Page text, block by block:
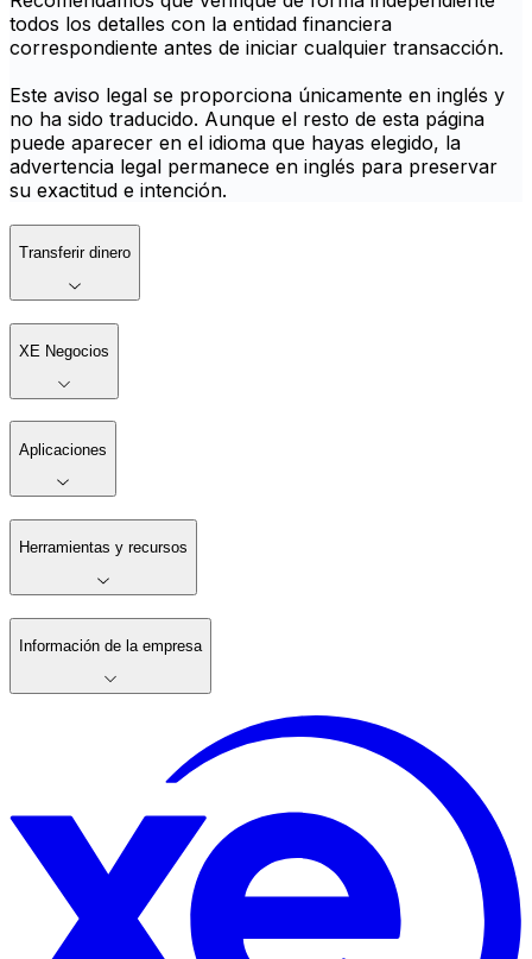
todos los detalles con la entidad financiera
correspondiente antes de iniciar cualquier transacción.
Este aviso legal se proporciona únicamente en inglés y
no ha sido traducido. Aunque el resto de esta página
puede aparecer en el idioma que hayas elegido, la
advertencia legal permanece en inglés para preservar
su exactitud e intención.
Transferir dinero
XE Negocios
Aplicaciones
Herramientas y recursos
Información de la empresa